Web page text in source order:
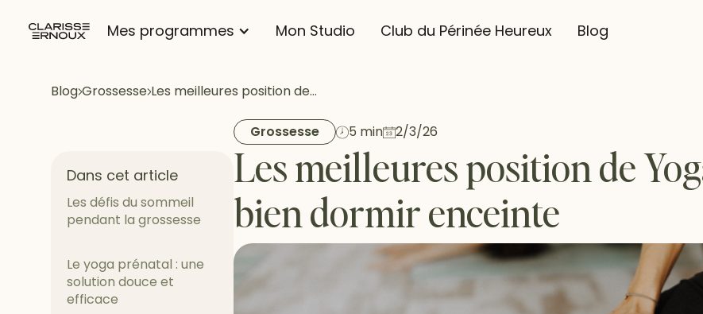
Mes programmes Mon Studio Club du Périnée Heureux Blog
Blog Grossesse Les meilleures position de…
Dans cet article
Les défis du sommeil
pendant la grossesse
Le yoga prénatal : une
solution douce et
efficace
Grossesse 5 min 2/3/26
Les meilleures position de
bien dormir enceinte